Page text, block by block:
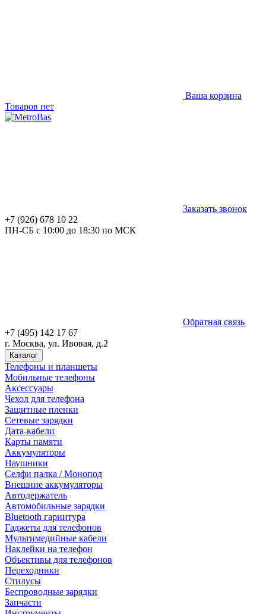
Ваша корзина
Товаров нет
Заказать звонок
+7 (926) 678 10 22
ПН-СБ с 10:00 до 18:30 по МСК
Обратная связь
+7 (495) 142 17 67
г. Москва, ул. Ивовая, д.2
Каталог
Телефоны и планшеты
Мобильные телефоны
Аксессуары
Чехол для телефона
Защитные пленки
Сетевые зарядки
Дата-кабели
Карты памяти
Аккумуляторы
Наушники
Селфи палка / Монопод
Внешние аккумуляторы
Автодержатель
Автомобильные зарядки
Bluetooth гарнитура
Гаджеты для телефонов
Мультимедийные кабели
Наклейки на телефон
Объективы для телефонов
Переходники
Стилусы
Беспроводные зарядки
Запчасти